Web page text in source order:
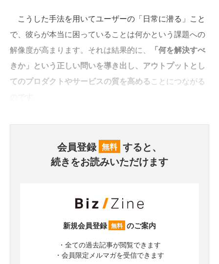
こうした手法を用いてユーザーの「日常に潜る」こと
で、彼らが本当に困っていることは何かという課題への
解像度が高まります。それは結果的に、
「何を解決すべ
きか」という正しい問いを導き出し、アウトプットとし
てのプロダクトやサービスの質を高める ことにつながる
会員登録 無料 すると、
続きをお読みいただけます
新規会員登録 無料 のご案内
・全ての過去記事が閲覧できます
・会員限定メルマガを受信できます